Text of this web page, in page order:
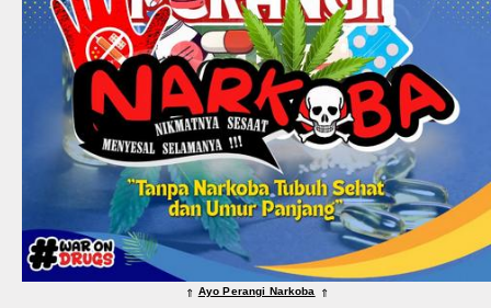
⇑ Ayo Perangi Narkoba ⇑